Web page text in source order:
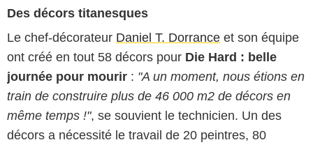
Des décors titanesques
Le chef-décorateur Daniel T. Dorrance et son équipe
ont créé en tout 58 décors pour Die Hard : belle
journée pour mourir : "A un moment, nous étions en
train de construire plus de 46 000 m2 de décors en
même temps !", se souvient le technicien. Un des
décors a nécessité le travail de 20 peintres, 80